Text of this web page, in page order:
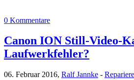
0 Kommentare
Canon ION Still-Video-
Laufwerkfehler?
06. Februar 2016, Ralf Jannke -